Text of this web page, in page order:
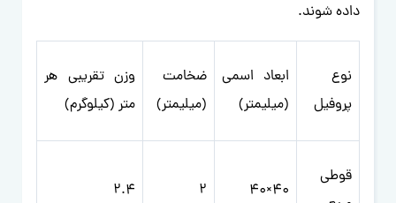
داده شوند.
نوع
پروفیل
ابعاد اسمی
(میلیمتر)
ضخامت
(میلیمتر)
وزن تقریبی هر
متر (کیلوگرم)
قوطی
40×40
2
2.4